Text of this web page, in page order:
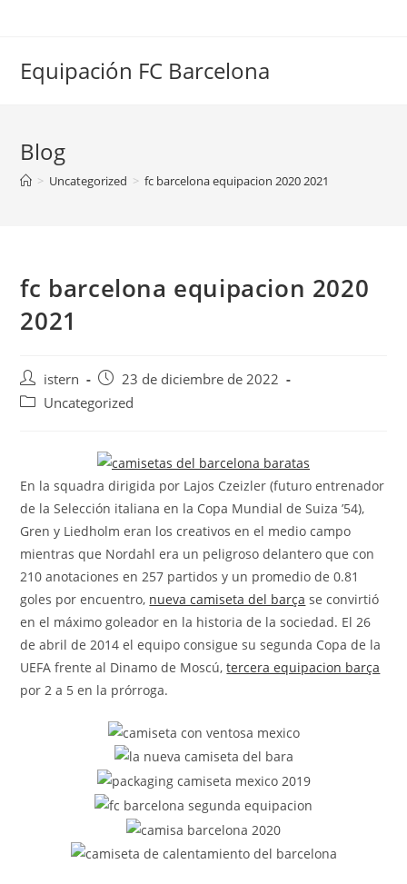
Equipación FC Barcelona
Blog
> Uncategorized > fc barcelona equipacion 2020 2021
fc barcelona equipacion 2020
2021
Autor
de
istern
Publicación
de
23 de diciembre de 2022
Categoría
Uncategorized
En la squadra dirigida por Lajos Czeizler (futuro entrenador
de la Selección italiana en la Copa Mundial de Suiza ’54),
Gren y Liedholm eran los creativos en el medio campo
mientras que Nordahl era un peligroso delantero que con
210 anotaciones en 257 partidos y un promedio de 0.81
goles por encuentro, nueva camiseta del barça se convirtió
en el máximo goleador en la historia de la sociedad. El 26
de abril de 2014 el equipo consigue su segunda Copa de la
UEFA frente al Dinamo de Moscú,tercera equipacion barça
por 2 a 5 en la prórroga.